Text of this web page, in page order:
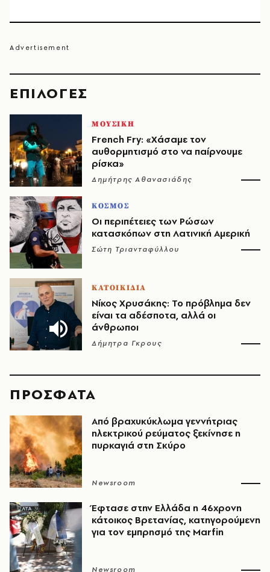
EΠΙΛΟΓΈΣ
ΜΟΥΣΙΚΗ
French Fry: «Χάσαμε τον
αυθορμητισμό στο να παίρνουμε
ρίσκα»
Δημήτρης Αθανασιάδης
ΚΟΣΜΟΣ
Οι περιπέτειες των Ρώσων
κατασκόπων στη Λατινική Αμερική
Σώτη Τριανταφύλλου
ΚΑΤΟΙΚΙΔΙΑ
Νίκος Χρυσάκης: Το πρόβλημα δεν
είναι τα αδέσποτα, αλλά οι
άνθρωποι
Δήμητρα Γκρους
ΠΡΟΣΦΑΤΑ
Από βραχυκύκλωμα γεννήτριας
ηλεκτρικού ρεύματος ξεκίνησε η
πυρκαγιά στη Σκύρο
Newsroom
Έφτασε στην Ελλάδα η 46χρονη
κάτοικος Βρετανίας, κατηγορούμενη
για τον εμπρησμό της Marfin
Newsroom